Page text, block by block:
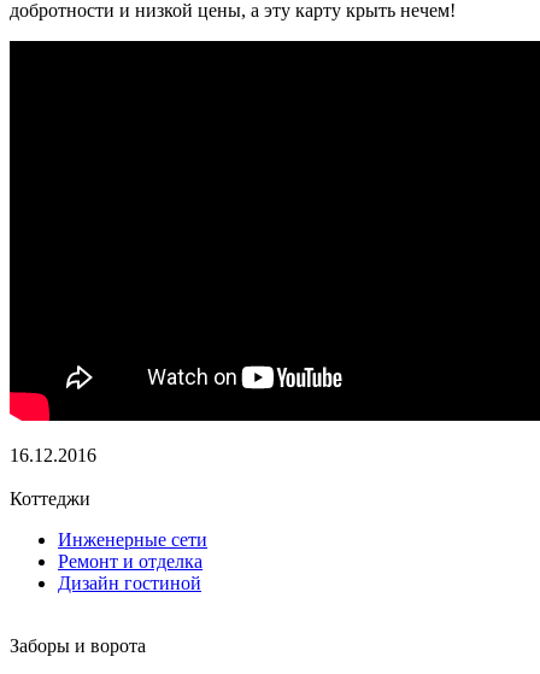
добротности и низкой цены, а эту карту крыть нечем!
16.12.2016
Коттеджи
Инженерные сети
Ремонт и отделка
Дизайн гостиной
Заборы и ворота